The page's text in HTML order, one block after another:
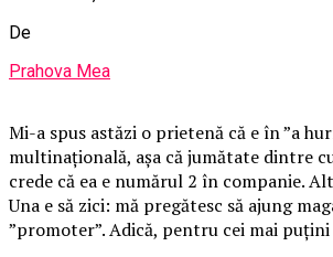
De
Prahova Mea
Mi-a spus astăzi o prietenă că e în ”a
multinațională, așa că jumătate dintre
crede că ea e numărul 2 în companie.
Una e să zici: mă pregătesc să ajung
”promoter”. Adică, pentru cei mai